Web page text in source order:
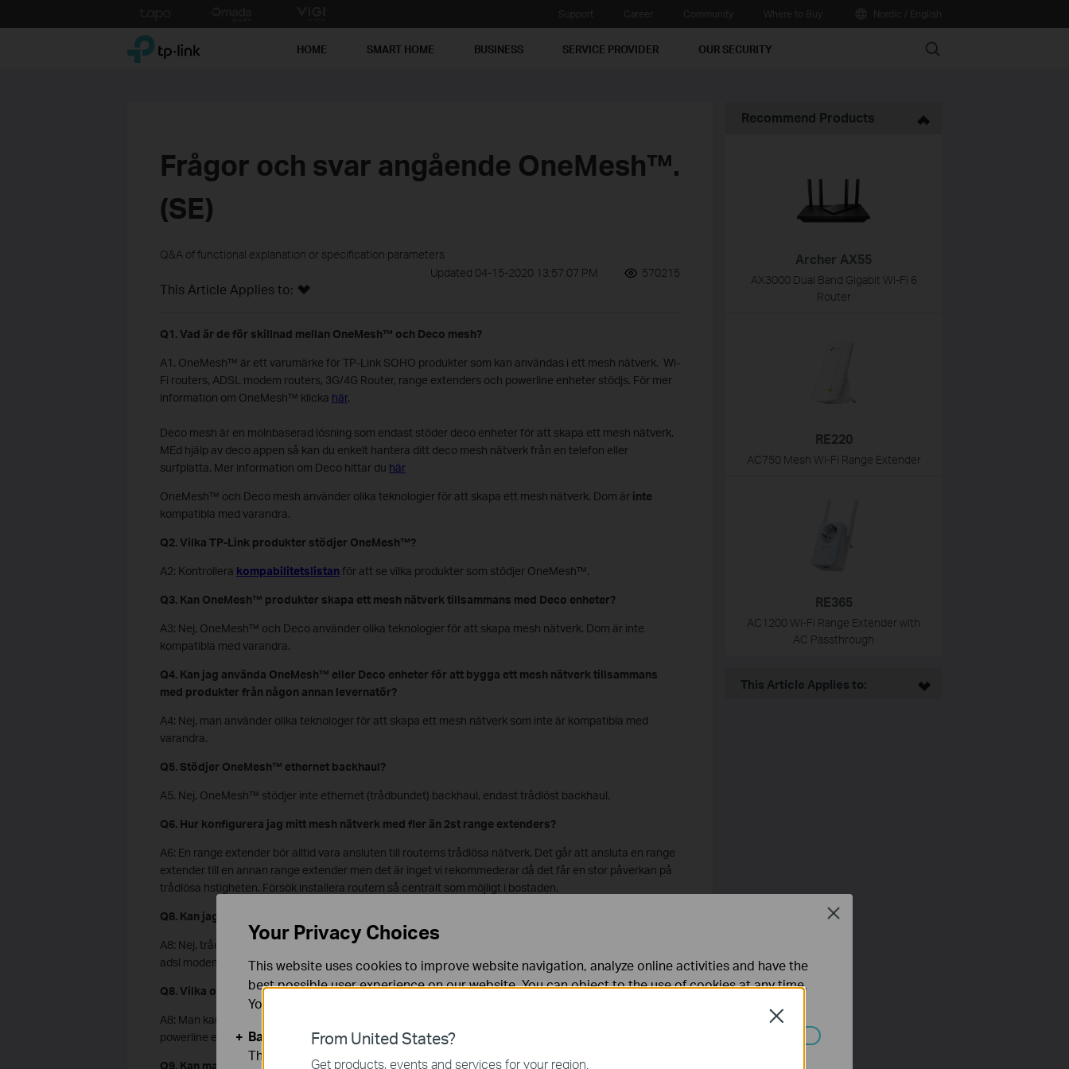
to
TP-Link, Reliably Smart HOME SMART HOME BUSINESS SERVICE PROVIDER OUR SECURITY Search
Frågor och svar angående OneMesh™.
(SE)
Q&A of functional explanation or specification parameters
Updated 04-15-2020 13:57:07 PM
570215
This Article Applies to:
Q1. Vad är de för skillnad mellan OneMesh™ och Deco mesh?
A1. OneMesh™ är ett varumärke för TP-Link SOHO produkter som kan användas i ett mesh nätverk. Wi-
Fi routers, ADSL modem routers, 3G/4G Router, range extenders och powerline enheter stödjs. För mer
information om OneMesh™ klicka här.
Deco mesh är en molnbaserad lösning som endast stöder deco enheter för att skapa ett mesh nätverk.
MEd hjälp av deco appen så kan du enkelt hantera ditt deco mesh nätverk från en telefon eller
surfplatta. Mer information om Deco hittar du här
OneMesh™ och Deco mesh använder olika teknologier för att skapa ett mesh nätverk. Dom är inte
kompatibla med varandra.
Q2. Vilka TP-Link produkter stödjer OneMesh™?
A2: Kontrollera kompabilitetslistan för att se vilka produkter som stödjer OneMesh™.
Q3. Kan OneMesh™ produkter skapa ett mesh nätverk tillsammans med Deco enheter?
A3: Nej, OneMesh™ och Deco använder olika teknologier för att skapa mesh nätverk. Dom är inte
kompatibla med varandra.
Q4. Kan jag använda OneMesh™ eller Deco enheter för att bygga ett mesh nätverk tillsammans
med produkter från någon annan levernatör?
A4: Nej, man använder olika teknologer för att skapa ett mesh nätverk som inte är kompatibla med
varandra.
Q5. Stödjer OneMesh™ ethernet backhaul?
A5. Nej, OneMesh™ stödjer inte ethernet (trådbundet) backhaul, endast trådlöst backhaul.
Q6. Hur konfigurera jag mitt mesh nätverk med fler än 2st range extenders?
A6: En range extender bör alltid vara ansluten till routerns trådlösa nätverk. Det går att ansluta en range
extender till en annan range extender men det är inget vi rekommederar då det får en stor påverkan på
trådlösa hstigheten. Försök installera routern så centralt som möjligt i bostaden.
Q8. Kan jag ha en OneMesh™ router i Access Punkt läge i mitt mesh nätverk?
A8: Nej, trådlös OneMesh™ router kan endast användas i router läge i ett mesh nätverk. OneMesh™
adsl modem eller 4G router går att använda i alla router lägen.
Q8. Vilka olika enheter kan jag ha i mitt OneMesh™ nätverk?
A8: Man kan ha en OneMesh™ router (trådlös, ADSL eller 4G) tillsammans med range extenders eller
powerline enheter i sitt OneMesh™ nätverk.
Q9. Kan man ha 2st OneMesh™ routrar för att skapa ett mesh nätverk?
Recommend Products
Archer AX55
AX3000 Dual Band Gigabit Wi-Fi 6
Router
RE220
AC750 Mesh Wi-Fi Range Extender
RE365
AC1200 Wi-Fi Range Extender with
AC Passthrough
This Article Applies to:
From United States?
Get products, events and services for your region.
Close
Your Privacy Choices
This website uses cookies to improve website navigation, analyze online activities and have the
best possible user experience on our website. You can object to the use of cookies at any time.
You can find more information in our
Basic Cookies
These cookies are necessary for the website to function and cannot be deactivated in your
Close